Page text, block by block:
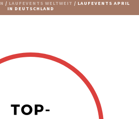
/ LAUFEVENTS WELTWEIT / LAUFEVENTS APRIL
IN DEUTSCHLAND